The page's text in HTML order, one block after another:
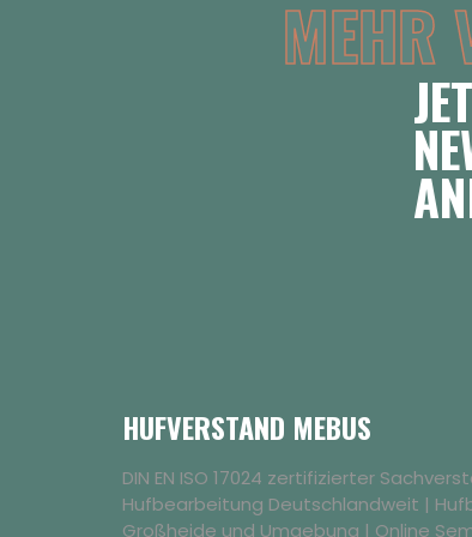
MEHR
HUFVERSTAND MEBUS
DIN EN ISO 17024 zertifizierter
Hufbearbeitung Deutschlandweit |
Großheide und Umgebung | Online